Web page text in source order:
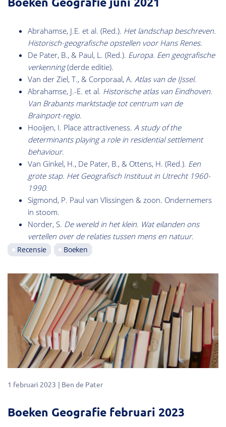
Abrahamse, J.E. et al. (Red.). Het landschap beschreven.
Historisch-geografische opstellen voor Hans Renes.
De Pater, B., & Paul, L. (Red.). Europa. Een geografische
verkenning(derde editie).
Van der Ziel, T., & Corporaal, A. Atlas van de IJssel.
Abrahamse, J.-E. et al. Historische atlas van Eindhoven.
Van Brabants marktstadje tot centrum van de
Brainport-regio.
Hooijen, I. Place attractiveness. A study of the
determinants playing a role in residential settlement
behaviour.
Van Ginkel, H., De Pater, B., & Ottens, H. (Red.). Een
grote stap. Het Geografisch Instituut in Utrecht 1960-
1990.
Sigmond, P. Paul van Vlissingen & zoon. Ondernemers
in stoom.
Norder, S. De wereld in het klein. Wat eilanden ons
vertellen over de relaties tussen mens en natuur.
Recensie Boeken
1 februari 2023 Ben de Pater
Boeken Geografie februari 2023